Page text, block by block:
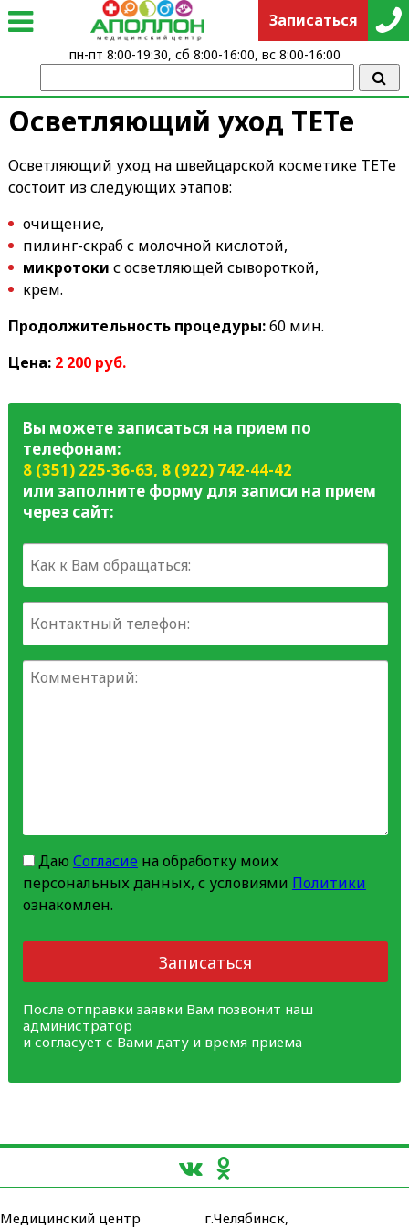
Осветляющий уход ТЕТе
Осветляющий уход на швейцарской косметике ТЕТе
состоит из следующих этапов:
очищение,
пилинг-скраб с молочной кислотой,
микротоки с осветляющей сывороткой,
крем.
Продолжительность процедуры:60 мин.
Цена: 2 200 руб.
Вы можете записаться на прием по
телефонам:
8 (351) 225-36-63, 8 (922) 742-44-42
или заполните форму для записи на прием
через сайт:
Даю Согласиена обработку моих
персональных данных, с условиями Политики
ознакомлен.
Записаться
После отправки заявки Вам позвонит наш
администратор
и согласует с Вами дату и время приема
Медицинский центр г.Челябинск,
Записаться
пн-пт 8:00-19:30, сб 8:00-16:00, вс 8:00-16:00